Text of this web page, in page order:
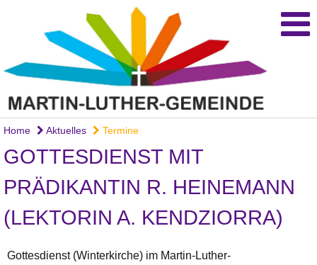
Home Aktuelles Termine
GOTTESDIENST MIT
PRÄDIKANTIN R. HEINEMANN
(LEKTORIN A. KENDZIORRA)
Gottesdienst (Winterkirche) im Martin-Luther-